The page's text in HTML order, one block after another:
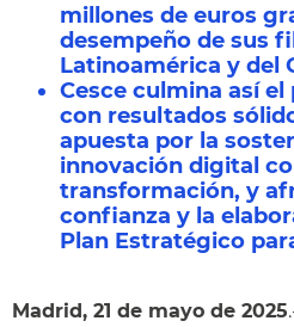
millones de euros
desempeño de sus
Latinoamérica y del
Cesce culmina así el
con resultados
apuesta por la
innovación digital
transformación, y
confianza y la
Plan Estratégico
Madrid, 21 de mayo de 2025